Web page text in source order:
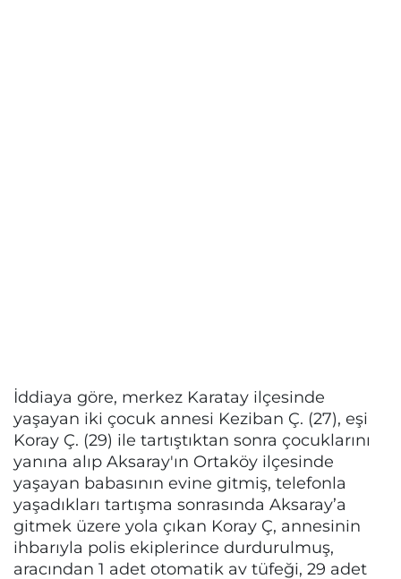
İddiaya göre, merkez Karatay ilçesinde
yaşayan iki çocuk annesi Keziban Ç. (27), eşi
Koray Ç. (29) ile tartıştıktan sonra çocuklarını
yanına alıp Aksaray'ın Ortaköy ilçesinde
yaşayan babasının evine gitmiş, telefonla
yaşadıkları tartışma sonrasında Aksaray’a
gitmek üzere yola çıkan Koray Ç, annesinin
ihbarıyla polis ekiplerince durdurulmuş,
aracından 1 adet otomatik av tüfeği, 29 adet